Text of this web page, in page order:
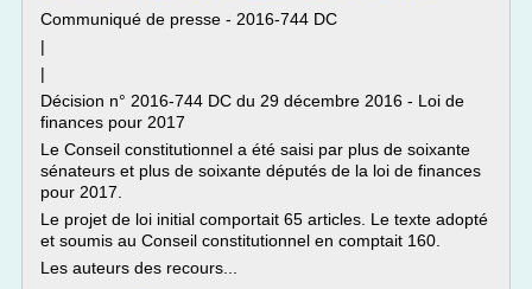
Communiqué de presse - 2016-744 DC
|
|
Décision n° 2016-744 DC du 29 décembre 2016 - Loi de
finances pour 2017
Le Conseil constitutionnel a été saisi par plus de soixante
sénateurs et plus de soixante députés de la loi de finances
pour 2017.
Le projet de loi initial comportait 65 articles. Le texte adopté
et soumis au Conseil constitutionnel en comptait 160.
Les auteurs des recours...